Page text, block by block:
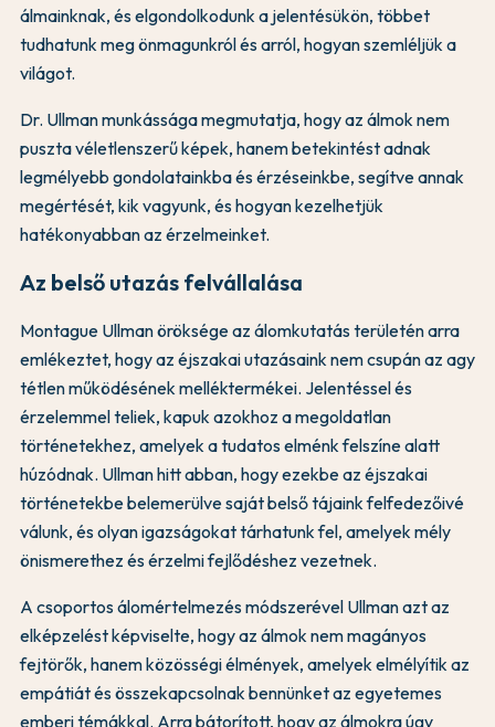
álmainknak, és elgondolkodunk a jelentésükön, többet
tudhatunk meg önmagunkról és arról, hogyan szemléljük a
világot.
Dr. Ullman munkássága megmutatja, hogy az álmok nem
puszta véletlenszerű képek, hanem betekintést adnak
legmélyebb gondolatainkba és érzéseinkbe, segítve annak
megértését, kik vagyunk, és hogyan kezelhetjük
hatékonyabban az érzelmeinket.
Az belső utazás felvállalása
Montague Ullman öröksége az álomkutatás területén arra
emlékeztet, hogy az éjszakai utazásaink nem csupán az agy
tétlen működésének melléktermékei. Jelentéssel és
érzelemmel teliek, kapuk azokhoz a megoldatlan
történetekhez, amelyek a tudatos elménk felszíne alatt
húzódnak. Ullman hitt abban, hogy ezekbe az éjszakai
történetekbe belemerülve saját belső tájaink felfedezőivé
válunk, és olyan igazságokat tárhatunk fel, amelyek mély
önismerethez és érzelmi fejlődéshez vezetnek.
A csoportos álomértelmezés módszerével Ullman azt az
elképzelést képviselte, hogy az álmok nem magányos
fejtörők, hanem közösségi élmények, amelyek elmélyítik az
empátiát és összekapcsolnak bennünket az egyetemes
emberi témákkal. Arra bátorított, hogy az álmokra úgy